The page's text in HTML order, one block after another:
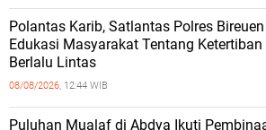
Polantas Karib, Satlantas Polres Bireuen
Edukasi Masyarakat Tentang Ketertiban
Berlalu Lintas
08/08/2026, 12:44 WIB
Puluhan Mualaf di Abdya Ikuti